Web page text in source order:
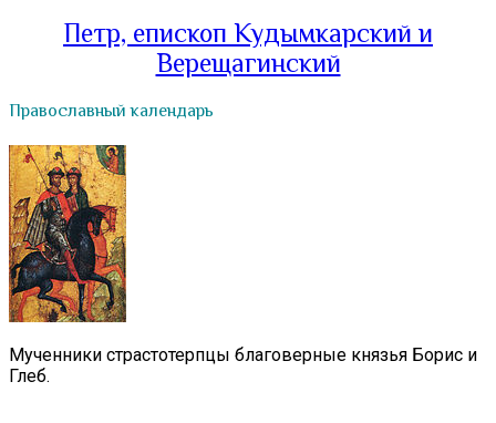
Петр, епископ Кудымкарский и
Верещагинский
Православный календарь
Мученники страстотерпцы благоверные князья Борис и
Глеб.